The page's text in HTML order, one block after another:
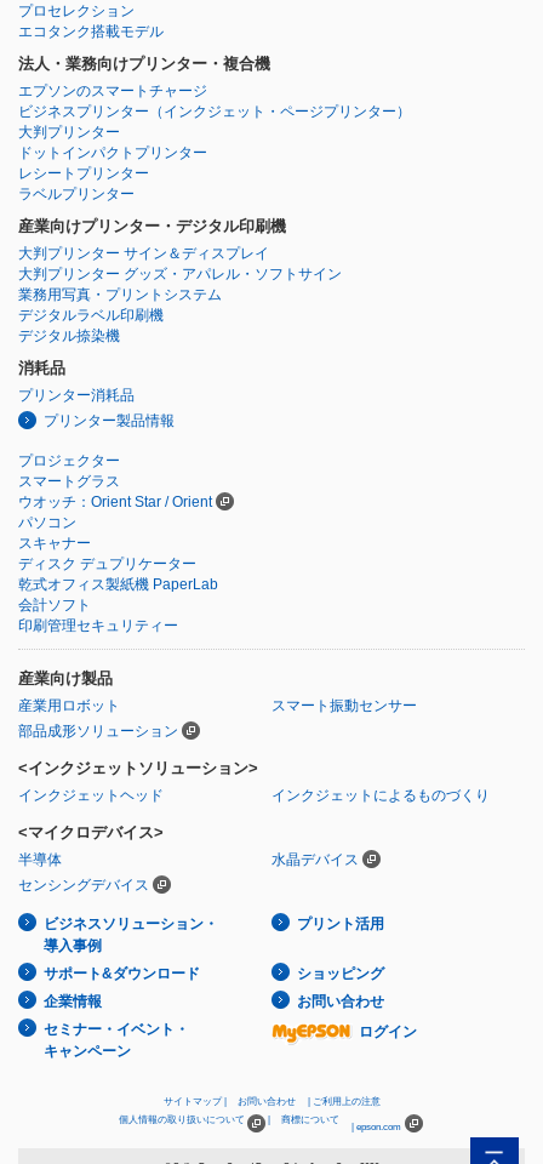
プロセレクション
エコタンク搭載モデル
法人・業務向けプリンター・複合機
エプソンのスマートチャージ
ビジネスプリンター （インクジェット・ページプリンター）
大判プリンター
ドットインパクトプリンター
レシートプリンター
ラベルプリンター
産業向けプリンター・デジタル印刷機
大判プリンター サイン＆ディスプレイ
大判プリンター グッズ・アパレル・ソフトサイン
業務用写真・プリントシステム
デジタルラベル印刷機
デジタル捺染機
消耗品
プリンター消耗品
プリンター製品情報
プロジェクター
スマートグラス
ウオッチ：Orient Star / Orient
パソコン
スキャナー
ディスク デュプリケーター
乾式オフィス製紙機 PaperLab
会計ソフト
印刷管理セキュリティー
産業向け製品
産業用ロボット
スマート振動センサー
部品成形ソリューション
<インクジェットソリューション>
インクジェットヘッド インクジェットによるものづくり
<マイクロデバイス>
半導体
水晶デバイス
センシングデバイス
ビジネスソリューション・
導入事例
プリント活用
サポート&ダウンロード
ショッピング
企業情報
お問い合わせ
セミナー・イベント・
キャンペーン
ログイン
サイトマップ お問い合わせ
ご利用上の注意
個人情報の取り扱いについて
商標について
epson.com